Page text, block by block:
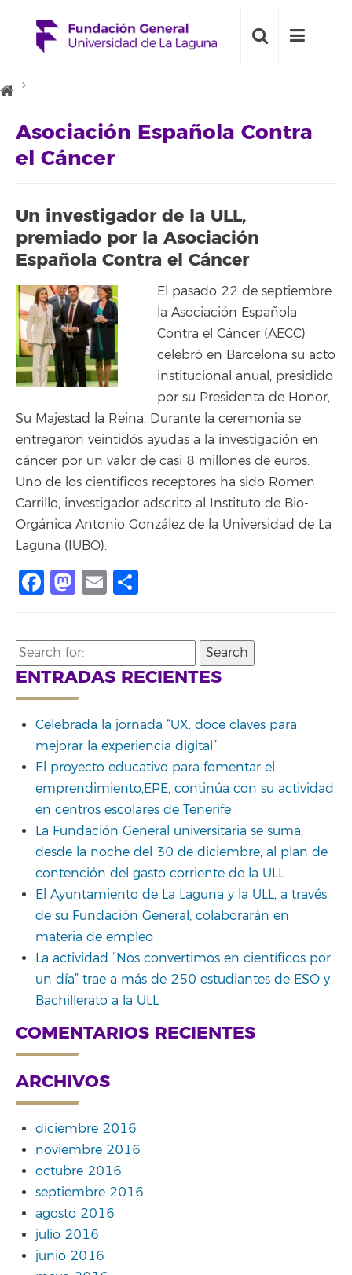
Asociación Española Contra
el Cáncer
Un investigador de la ULL,
premiado por la Asociación
Española Contra el Cáncer
El pasado 22 de septiembre
la Asociación Española
Contra el Cáncer (AECC)
celebró en Barcelona su acto
institucional anual, presidido
por su Presidenta de Honor,
Su Majestad la Reina. Durante la ceremonia se
entregaron veintidós ayudas a la investigación en
cáncer por un valor de casi 8 millones de euros.
Uno de los científicos receptores ha sido Romen
Carrillo, investigador adscrito al Instituto de Bio-
Orgánica Antonio González de la Universidad de La
Laguna (IUBO).
Facebook
Mastodon
Email
Search
for:
ENTRADAS RECIENTES
Celebrada la jornada “UX: doce claves para
mejorar la experiencia digital”
El proyecto educativo para fomentar el
emprendimiento,EPE, continúa con su actividad
en centros escolares de Tenerife
La Fundación General universitaria se suma,
desde la noche del 30 de diciembre, al plan de
contención del gasto corriente de la ULL
El Ayuntamiento de La Laguna y la ULL, a través
de su Fundación General, colaborarán en
materia de empleo
La actividad “Nos convertimos en científicos por
un día” trae a más de 250 estudiantes de ESO y
Bachillerato a la ULL
COMENTARIOS RECIENTES
ARCHIVOS
diciembre 2016
noviembre 2016
octubre 2016
septiembre 2016
agosto 2016
julio 2016
junio 2016